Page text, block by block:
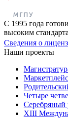
С 1995 года
высоким
Сведения о
Наши проекты
Четыре
XIII